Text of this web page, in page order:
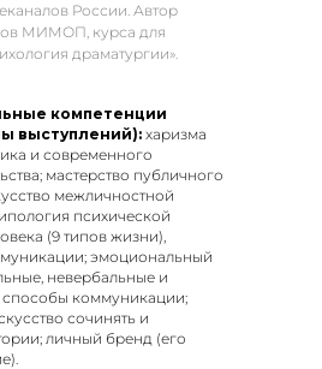
России. Автор
МИМОП, курса для
драматургии».
компетенции
выступлений): харизма
и современного
мастерство публичного
межличностной
психической
(9 типов жизни),
эмоциональный
невербальные и
коммуникации;
сочинять и
личный бренд (его